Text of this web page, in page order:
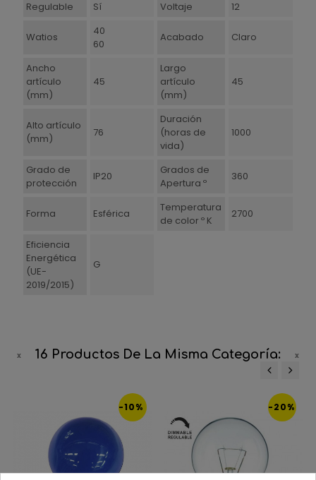
Regulable
Sí Voltaje 12
Watios
40
60
Acabado Claro
Ancho
artículo
(mm)
45
Largo
artículo
(mm)
45
Alto artículo
(mm)
76
Duración
(horas de
vida)
1000
Grado de
protección
IP20
Grados de
Apertura º
360
Forma Esférica
Temperatura
de color º K
2700
Eficiencia
Energética
(UE-
2019/2015)
G
16 Productos De La Misma Categoría:
-10% -20%